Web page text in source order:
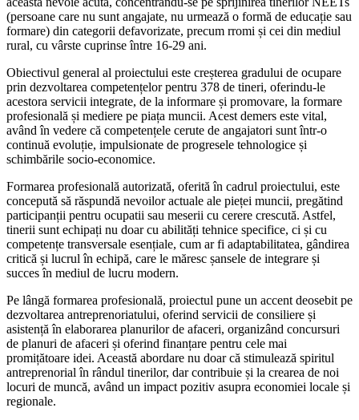
(persoane care nu sunt angajate, nu urmează o formă de educație sau
formare) din categorii defavorizate, precum rromi și cei din mediul
rural, cu vârste cuprinse între 16-29 ani.
Obiectivul general al proiectului este creșterea gradului de ocupare
prin dezvoltarea competențelor pentru 378 de tineri, oferindu-le
acestora servicii integrate, de la informare și promovare, la formare
profesională și mediere pe piața muncii. Acest demers este vital,
având în vedere că competențele cerute de angajatori sunt într-o
continuă evoluție, impulsionate de progresele tehnologice și
schimbările socio-economice.
Formarea profesională autorizată, oferită în cadrul proiectului, este
concepută să răspundă nevoilor actuale ale pieței muncii, pregătind
participanții pentru ocupatii sau meserii cu cerere crescută. Astfel,
tinerii sunt echipați nu doar cu abilități tehnice specifice, ci și cu
competențe transversale esențiale, cum ar fi adaptabilitatea, gândirea
critică și lucrul în echipă, care le măresc șansele de integrare și
succes în mediul de lucru modern.
Pe lângă formarea profesională, proiectul pune un accent deosebit pe
dezvoltarea antreprenoriatului, oferind servicii de consiliere și
asistență în elaborarea planurilor de afaceri, organizând concursuri
de planuri de afaceri și oferind finanțare pentru cele mai
promițătoare idei. Această abordare nu doar că stimulează spiritul
antreprenorial în rândul tinerilor, dar contribuie și la crearea de noi
locuri de muncă, având un impact pozitiv asupra economiei locale și
regionale.